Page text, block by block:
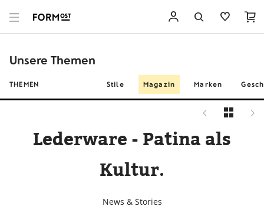
Unsere Themen
THEMEN Stile Magazin Marken
Lederware - Patina als
Kultur.
News & Stories